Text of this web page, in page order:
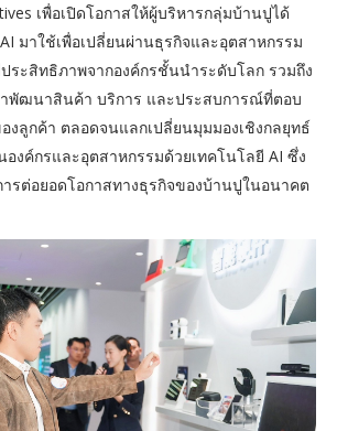
เพื่อเปิดโอกาสให้ผู้บริหารกลุ่มบ้านปูได้
มาใช้เพื่อเปลี่ยนผ่านธุรกิจและอุตสาหกรรม
ระสิทธิภาพจากองค์กรชั้นนำระดับโลก รวมถึง
พัฒนาสินค้า บริการ และประสบการณ์ที่ตอบ
งลูกค้า ตลอดจนแลกเปลี่ยนมุมมองเชิงกลยุทธ์
องค์กรและอุตสาหกรรมด้วยเทคโนโลยี AI ซึ่ง
รต่อยอดโอกาสทางธุรกิจของบ้านปูในอนาคต